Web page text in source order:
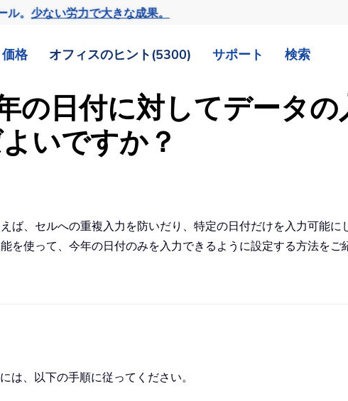
ル。少ない労力で大きな成果。
価格 オフィスのヒント(5300) サポート 検索
の日付に対してデータ
いですか？
ば、セルへの重複入力を防いだり、特定の日付だけを入力可能
使って、今年の日付のみを入力できるように設定する方法をご
は、以下の手順に従ってください。